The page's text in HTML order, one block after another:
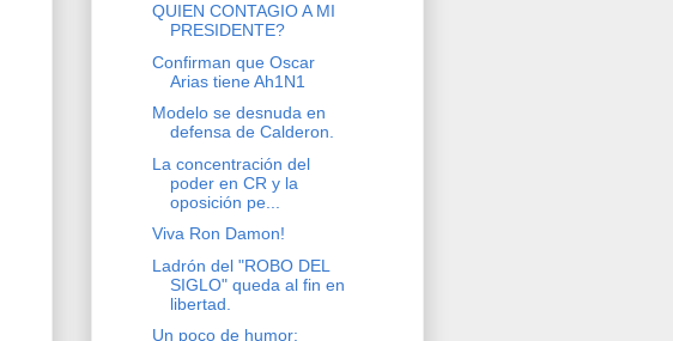
QUIEN CONTAGIO A MI
PRESIDENTE?
Confirman que Oscar
Arias tiene Ah1N1
Modelo se desnuda en
defensa de Calderon.
La concentración del
poder en CR y la
oposición pe...
Viva Ron Damon!
Ladrón del "ROBO DEL
SIGLO" queda al fin en
libertad.
Un poco de humor: